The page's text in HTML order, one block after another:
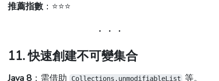
推薦指數：⭐️⭐️⭐️
11. 快速創建不可變集合
Java 8 ：需借助 Collections.unmodifiableList 等。